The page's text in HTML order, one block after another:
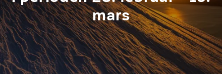
mars